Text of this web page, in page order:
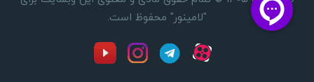
"لامینور" محفوظ است.